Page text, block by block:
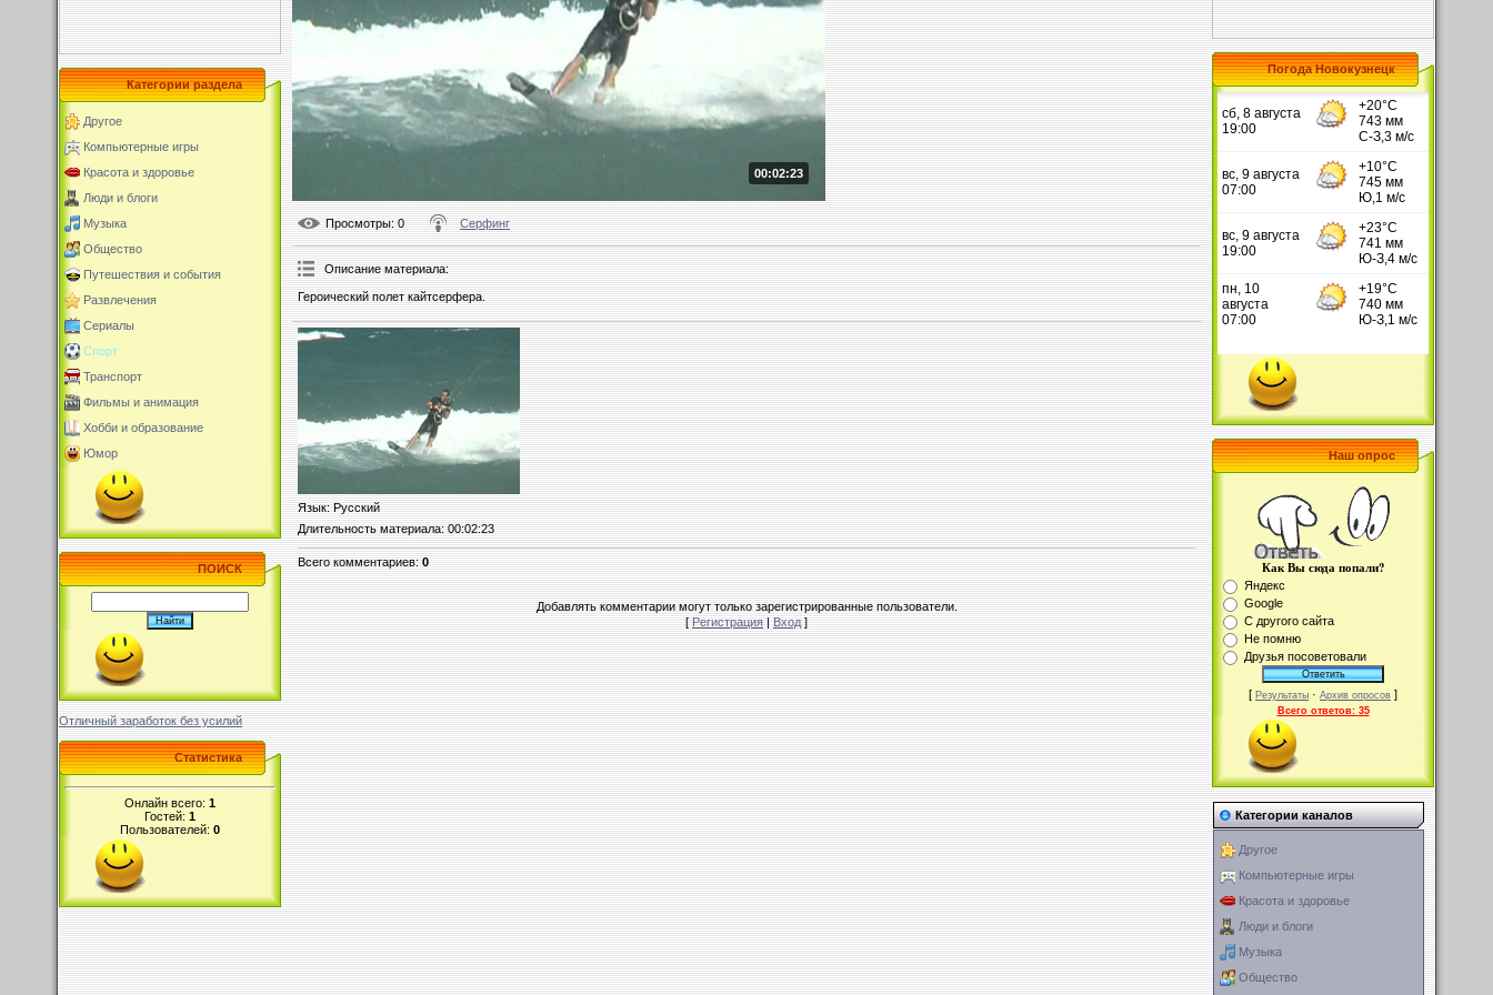
Категории раздела
Другое
Компьютерные игры
Красота и здоровье
Люди и блоги
Музыка
Общество
Путешествия и события
Развлечения
Сериалы
Спорт
Транспорт
Фильмы и анимация
Хобби и образование
Юмор
ПОИСК
Отличный заработок без усилий
Статистика
Онлайн всего: 1
Гостей: 1
Пользователей: 0
00:02:23
Просмотры: 0 Серфинг
Описание материала:
Героический полет кайтсерфера.
Язык: Русский
Длительность материала: 00:02:23
Всего комментариев:0
Добавлять комментарии могут только зарегистрированные пользователи.
[Регистрация|Вход]
Погода Новокузнецк
Наш опрос
Как Вы сюда попали?
Яндекс
Google
С другого сайта
Не помню
Друзья посоветовали
[ Результаты · Архив опросов ]
Всего ответов: 35
Категории каналов
Другое
Компьютерные игры
Красота и здоровье
Люди и блоги
Музыка
Общество